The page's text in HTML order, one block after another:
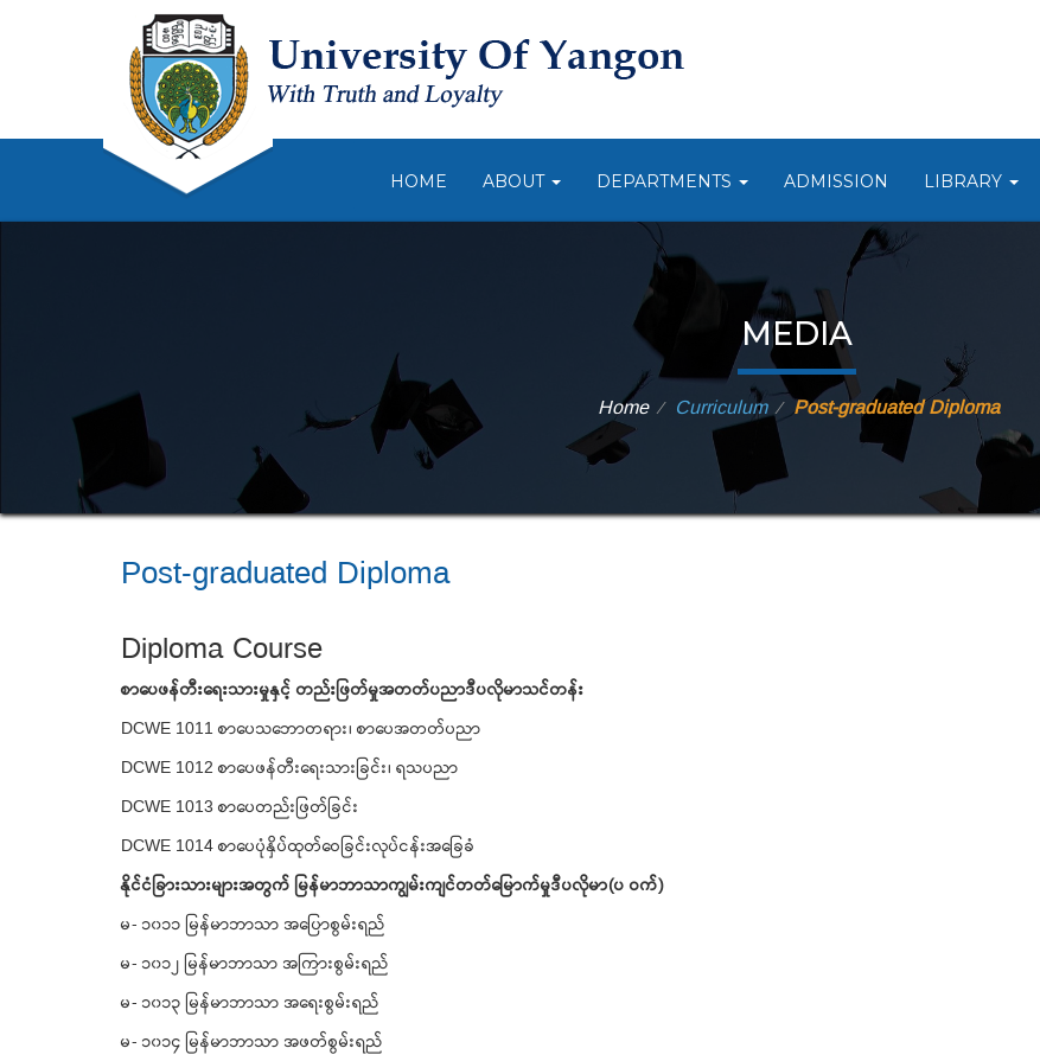
HOME ABOUT DEPARTMENTS ADMISSION LIBRARY
MEDIA
Home ⁄ Curriculum ⁄ Post-graduated Diploma
Post-graduated Diploma
Diploma Course
စာပေဖန်တီးရေးသားမှုနှင့် တည်းဖြတ်မှုအတတ်ပညာဒီပလိုမာသင်တန်း
DCWE 1011 စာပေသဘောတရား၊ စာပေအတတ်ပညာ
DCWE 1012 စာပေဖန်တီးရေးသားခြင်း၊ ရသပညာ
DCWE 1013 စာပေတည်းဖြတ်ခြင်း
DCWE 1014 စာပေပုံနှိပ်ထုတ်ဝေခြင်းလုပ်ငန်းအခြေခံ
နိုင်ငံခြားသားများအတွက် မြန်မာဘာသာကျွမ်းကျင်တတ်မြောက်မှုဒီပလိုမာ(ပ ဝက်)
မ- ၁၀၁၁ မြန်မာဘာသာ အပြောစွမ်းရည်
မ- ၁၀၁၂ မြန်မာဘာသာ အကြားစွမ်းရည်
မ- ၁၀၁၃ မြန်မာဘာသာ အရေးစွမ်းရည်
မ- ၁၀၁၄ မြန်မာဘာသာ အဖတ်စွမ်းရည်